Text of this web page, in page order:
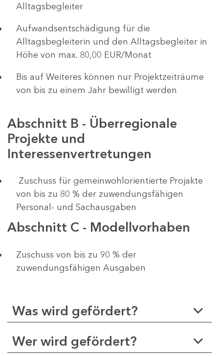
Alltagsbegleiter
Aufwandsentschädigung für die
Alltagsbegleiterin und den Alltagsbegleiter in
Höhe von max. 80,00 EUR/Monat
Bis auf Weiteres können nur Projektzeiträume
von bis zu einem Jahr bewilligt werden
Abschnitt B - Überregionale
Projekte und
Interessenvertretungen
Zuschuss für gemeinwohlorientierte Projakte
von bis zu 80 % der zuwendungsfähigen
Personal- und Sachausgaben
Abschnitt C - Modellvorhaben
Zuschuss von bis zu 90 % der
zuwendungsfähigen Ausgaben
Was wird gefördert?
Wer wird gefördert?